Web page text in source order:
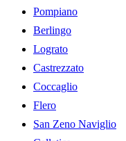
Pompiano
Berlingo
Lograto
Castrezzato
Coccaglio
Flero
San Zeno Naviglio